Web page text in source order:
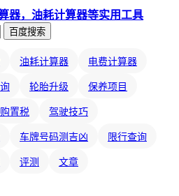
百度搜索
油耗计算器 电费计算器
轮胎升级 保养项目
购置税 驾驶技巧
车牌号码测吉凶 限行查询
评测 文章